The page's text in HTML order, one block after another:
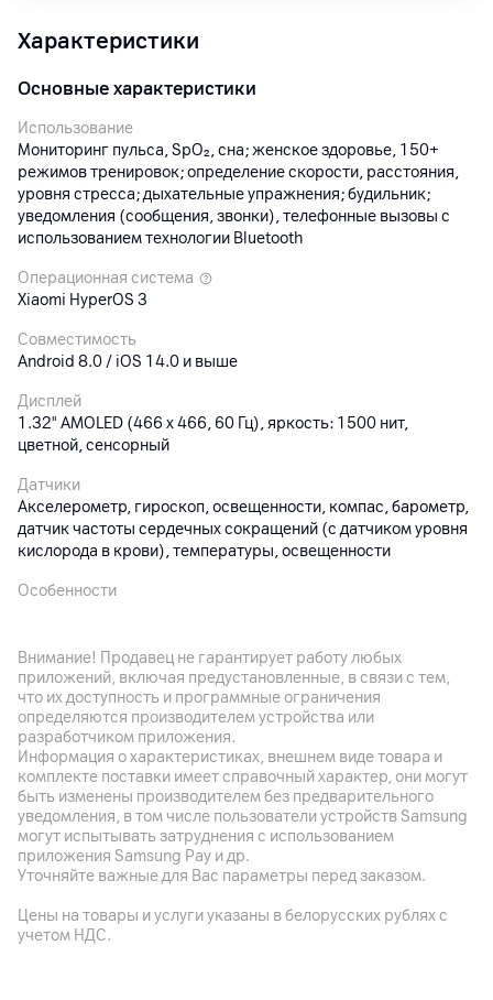
Характеристики
Основные характеристики
Использование
Мониторинг пульса, SpO₂, сна; женское здоровье, 150+
режимов тренировок; определение скорости, расстояния,
уровня стресса; дыхательные упражнения; будильник;
уведомления (сообщения, звонки), телефонные вызовы с
использованием технологии Bluetooth
Операционная система
Xiaomi HyperOS 3
Совместимость
Android 8.0 / iOS 14.0 и выше
Дисплей
1.32" AMOLED (466 x 466, 60 Гц), яркость: 1500 нит,
цветной, сенсорный
Датчики
Акселерометр, гироскоп, освещенности, компас, барометр,
датчик частоты сердечных сокращений (с датчиком уровня
кислорода в крови), температуры, освещенности
Особенности
Дополнительно
Bluetooth 5.4, NFC; 2-частотная глобальная навигационная
спутниковая система L1+L5 (GNSS: GPS, Galileo, ГЛОНАСС,
BeiDou, QZSS); защита от воды (5ATM)
Аккумулятор
Батарея
Li-pol 320 мАч
до 8 дней
Внимание! Продавец не гарантирует работу любых
приложений, включая предустановленные, в связи с тем,
что их доступность и программные ограничения
определяются производителем устройства или
разработчиком приложения.
Информация о характеристиках, внешнем виде товара и
комплекте поставки имеет справочный характер, они могут
быть изменены производителем без предварительного
уведомления, в том числе пользователи устройств Samsung
могут испытывать затруднения с использованием
приложения Samsung Pay и др.
Уточняйте важные для Вас параметры перед заказом.
Цены на товары и услуги указаны в белорусских рублях с
учетом НДС.